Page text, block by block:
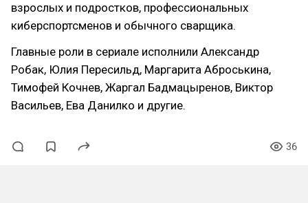
взрослых и подростков, профессиональных
киберспортсменов и обычного сварщика.
Главные роли в сериале исполнили Александр
Робак, Юлия Пересильд, Маргарита Аброськина,
Тимофей Кочнев, Жаргал Бадмацыренов, Виктор
Васильев, Ева Данилко и другие.
36